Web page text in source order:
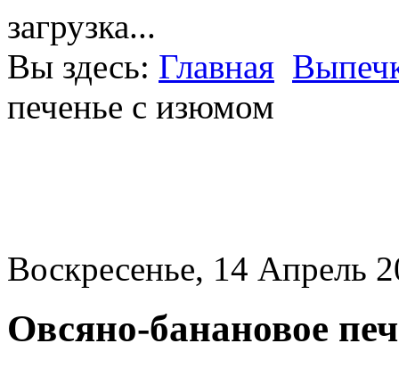
загрузка...
Вы здесь: Главная
печенье с изюмом
Воскресенье, 14 Апрель
Овсяно-банановое